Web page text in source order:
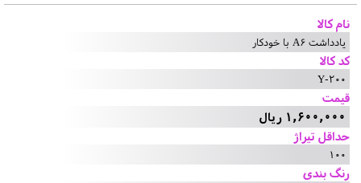
نام کالا
یادداشت A6 با خودکار
کد کالا
Y-200
قیمت
1,600,000 ریال
حداقل تیراژ
100
رنگ بندی